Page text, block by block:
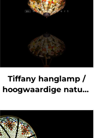
Tiffany hanglamp /
hoogwaardige natuur
hanglamp /
halfedelstenen Tiffany
hanglamp / Barokstijl